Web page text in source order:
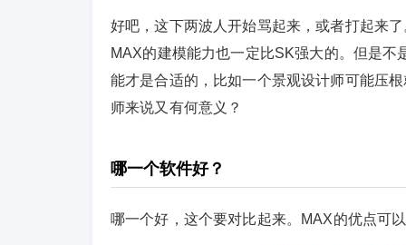
好吧，这下两波人开始骂起来，或者打起来
MAX的建模能力也一定比SK强大的。但是
能才是合适的，比如一个景观设计师可能压
师来说又有何意义？
哪一个软件好？
哪一个好，这个要对比起来。MAX的优点可